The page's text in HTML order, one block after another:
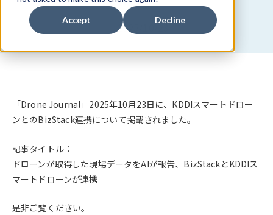
Accept Decline
2025/10/23
「Drone Journal 」2025年10月23日に、KDDIスマートドロー
ンとのBizStack連携について掲載されました。
記事タイトル：
ドローンが取得した現場データをAIが報告、BizStackとKDDIス
マートドローンが連携
是非ご覧ください。